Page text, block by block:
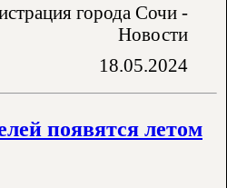
города Сочи -
Новости
18.05.2024
появятся летом